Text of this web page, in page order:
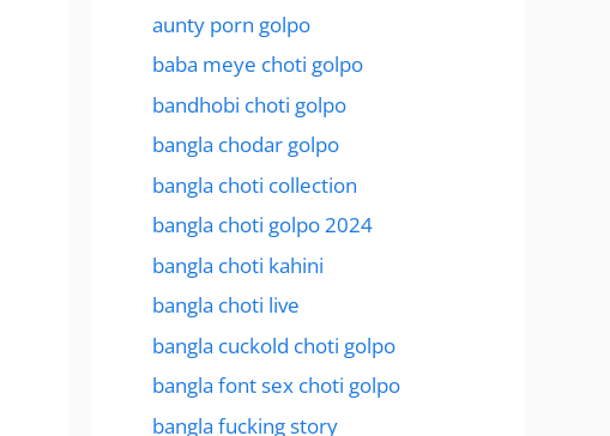
aunty porn golpo
baba meye choti golpo
bandhobi choti golpo
bangla chodar golpo
bangla choti collection
bangla choti golpo 2024
bangla choti kahini
bangla choti live
bangla cuckold choti golpo
bangla font sex choti golpo
bangla fucking story